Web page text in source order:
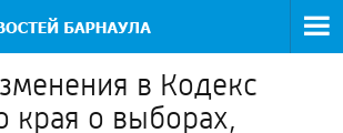
в Кодекс
края о выборах,